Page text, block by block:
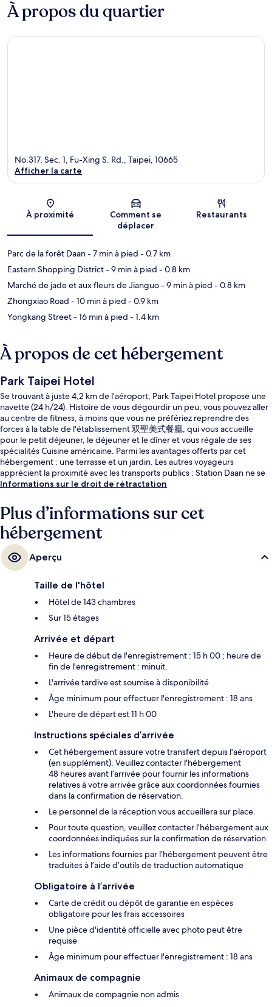
À propos du quartier
Carte
No.317, Sec. 1, Fu-Xing S. Rd., Taipei, 10665
Afficher la carte
À proximité
Comment se
déplacer
Restaurants
Parc de la forêt Daan- 7 min à pied - 0.7 km
Eastern Shopping District- 9 min à pied - 0.8 km
Marché de jade et aux fleurs de Jianguo- 9 min à pied - 0.8 km
Zhongxiao Road - 10 min à pied - 0.9 km
Yongkang Street- 16 min à pied - 1.4 km
À propos de cet hébergement
Park Taipei Hotel
Se trouvant à juste 4,2 km de l’aéroport, Park Taipei Hotel propose une
navette (24 h/24). Histoire de vous dégourdir un peu, vous pouvez aller
au centre de fitness, à moins que vous ne préfériez reprendre des
forces à la table de l'établissement 双聖美式餐廳, qui vous accueille
pour le petit déjeuner, le déjeuner et le dîner et vous régale de ses
spécialités Cuisine américaine. Parmi les avantages offerts par cet
hébergement : une terrasse et un jardin. Les autres voyageurs
apprécient la proximité avec les transports publics : Station Daan ne se
trouve qu'à quelques encablures, tandis que Station de métro Daan
Informations sur le droit de rétractation
Plus d’informations sur cet
hébergement
Aperçu
Taille de l'hôtel
Hôtel de 143 chambres
Sur 15 étages
Arrivée et départ
Heure de début de l'enregistrement : 15 h 00 ; heure de
fin de l'enregistrement : minuit.
L'arrivée tardive est soumise à disponibilité
Âge minimum pour effectuer l'enregistrement : 18 ans
L'heure de départ est 11 h 00
Instructions spéciales d’arrivée
Cet hébergement assure votre transfert depuis l'aéroport
(en supplément). Veuillez contacter l'hébergement
48 heures avant l’arrivée pour fournir les informations
relatives à votre arrivée grâce aux coordonnées fournies
dans la confirmation de réservation.
Le personnel de la réception vous accueillera sur place.
Pour toute question, veuillez contacter l’hébergement aux
coordonnées indiquées sur la confirmation de réservation.
Les informations fournies par l’hébergement peuvent être
traduites à l’aide d’outils de traduction automatique
Obligatoire à l’arrivée
Carte de crédit ou dépôt de garantie en espèces
obligatoire pour les frais accessoires
Une pièce d'identité officielle avec photo peut être
requise
Âge minimum pour effectuer l'enregistrement : 18 ans
Animaux de compagnie
Animaux de compagnie non admis